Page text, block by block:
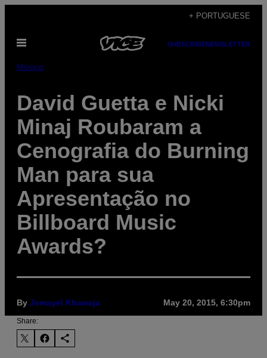
content
+ PORTUGUESE
Open
SUBSCRIBENEWSLETTER
Música
David Guetta e Nicki
Minaj Roubaram a
Cenografia do Burning
Man para sua
Apresentação no
Billboard Music
Awards?
By Jemayel Khawaja May 20, 2015, 6:30pm
Share: